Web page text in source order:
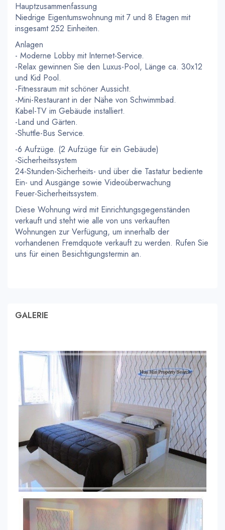
Hauptzusammenfassung
Niedrige Eigentumswohnung mit 7 und 8 Etagen mit
insgesamt 252 Einheiten.
Anlagen
- Moderne Lobby mit Internet-Service.
-Relax gewinnen Sie den Luxus-Pool, Länge ca. 30x12
und Kid Pool.
-Fitnessraum mit schöner Aussicht.
-Mini-Restaurant in der Nähe von Schwimmbad.
Kabel-TV im Gebäude installiert.
-Land und Gärten.
-Shuttle-Bus Service.
-6 Aufzüge. (2 Aufzüge für ein Gebäude)
-Sicherheitssystem
24-Stunden-Sicherheits- und über die Tastatur bediente
Ein- und Ausgänge sowie Videoüberwachung
Feuer-Sicherheitssystem.
Diese Wohnung wird mit Einrichtungsgegenständen
verkauft und steht wie alle von uns verkauften
Wohnungen zur Verfügung, um innerhalb der
vorhandenen Fremdquote verkauft zu werden. Rufen Sie
uns für einen Besichtigungstermin an.
GALERIE